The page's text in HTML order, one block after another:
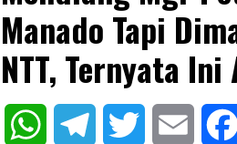
Manado Tapi
NTT, Ternyata
WhatsAppTelegram Twitter Email